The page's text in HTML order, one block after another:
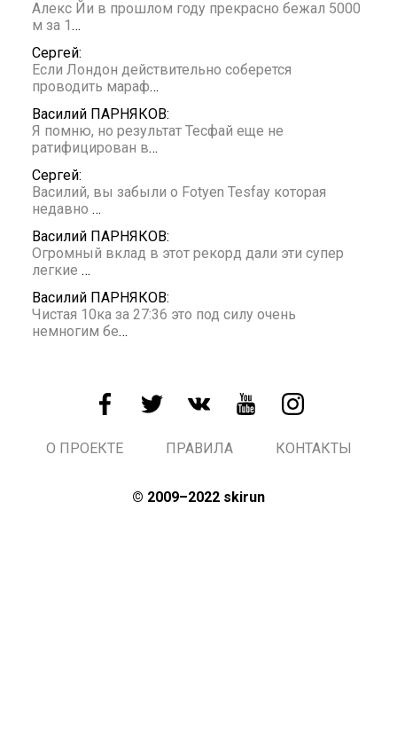
Алекс Йи в прошлом году прекрасно бежал 5000
м за 1…
Сергей:
Если Лондон действительно соберется
проводить мараф…
Василий ПАРНЯКОВ:
Я помню, но результат Тесфай еще не
ратифицирован в…
Сергей:
Василий, вы забыли о Fotyen Tesfay которая
недавно …
Василий ПАРНЯКОВ:
Огромный вклад в этот рекорд дали эти супер
легкие …
Василий ПАРНЯКОВ:
Чистая 10ка за 27:36 это под силу очень
немногим бе…
О ПРОЕКТЕ ПРАВИЛА КОНТАКТЫ
© 2009–2022 skirun